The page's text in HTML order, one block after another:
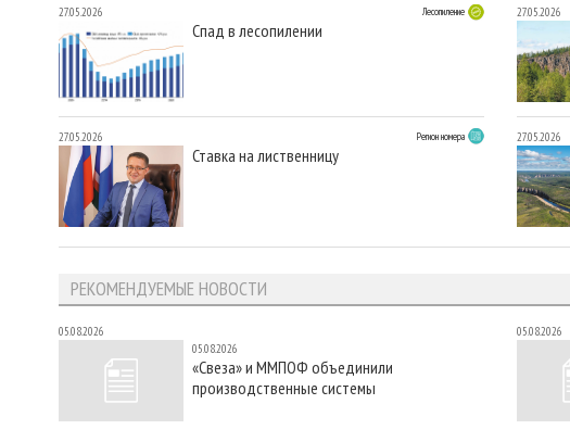
27.05.2026 Лесопиление
Спад в лесопилении
27.05.2026 Регион номера
Ставка на лиственницу
27.05.2026
27.05.2026
РЕКОМЕНДУЕМЫЕ НОВОСТИ
05.08.2026
05.08.2026
«Свеза» и ММПОФ объединили
производственные системы
05.08.2026